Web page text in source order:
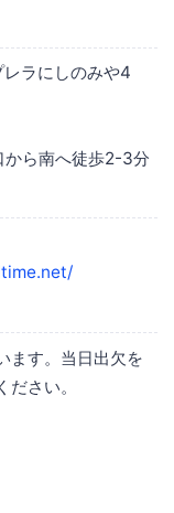
ラにしのみや4
から南へ徒歩2-3分
ます。当日出欠を
さい。